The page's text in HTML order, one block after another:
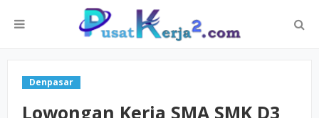
Denpasar
Lowongan Kerja SMA SMK D3